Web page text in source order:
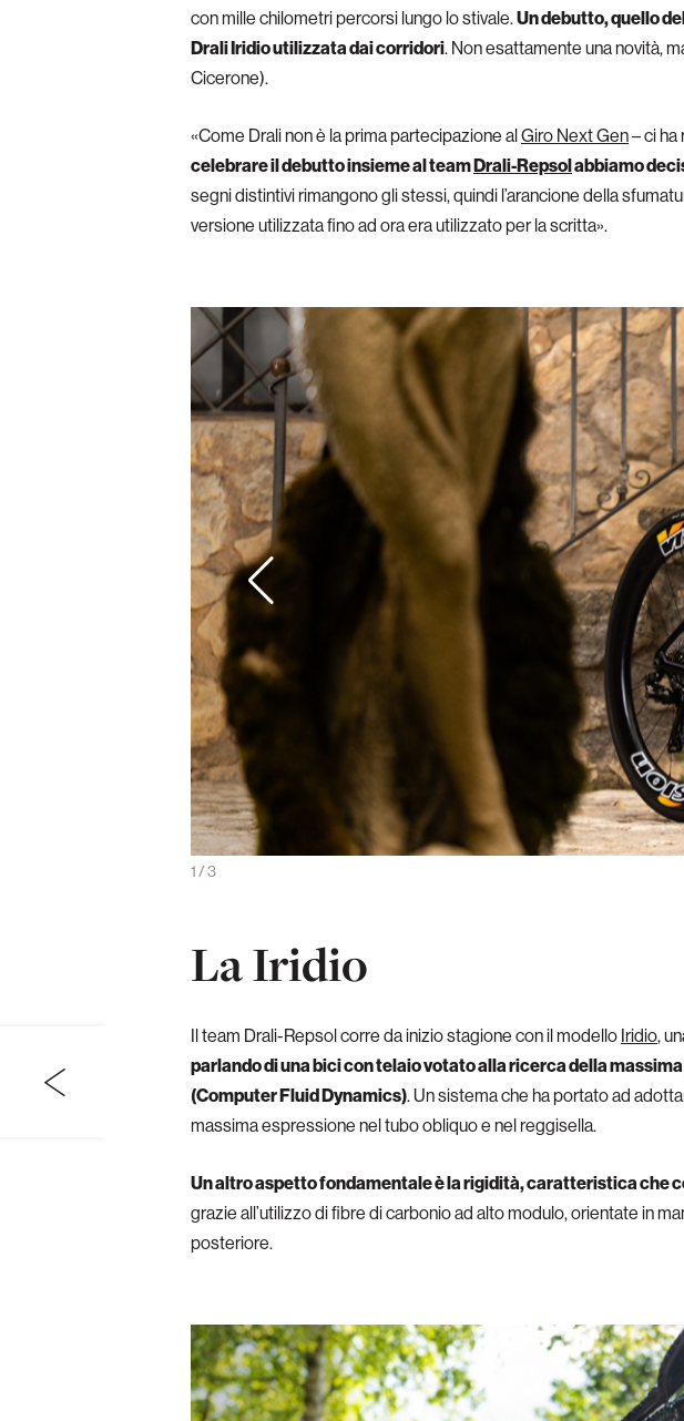
con mille chilometri percorsi lungo lo stivale.Un debutto, quello
Drali Iridio utilizzata dai corridori. Non esattamente una novità,
Cicerone).
«Come Drali non è la prima partecipazione alGiro Next Gen– ci
celebrare il debutto insieme al teamDrali-Repsolabbiamo
segni distintivi rimangono gli stessi, quindi l’arancione della
versione utilizzata fino ad ora era utilizzato per la scritta».
1/3
La Iridio
Il team Drali-Repsol corre da inizio stagione con il modello Iridio,
parlando di una bici con telaio votato alla ricerca della
(Computer Fluid Dynamics). Un sistema che ha portato ad
massima espressione nel tubo obliquo e nel reggisella.
Un altro aspetto fondamentale è la rigidità, caratteristica che
grazie all’utilizzo di fibre di carbonio ad alto modulo, orientate in
posteriore.